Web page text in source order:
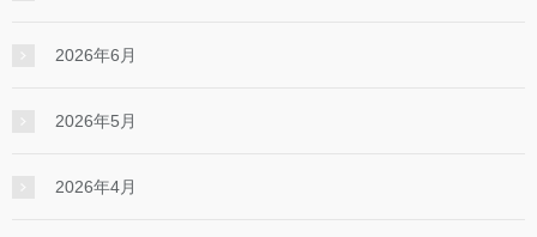
2026年6月
2026年5月
2026年4月